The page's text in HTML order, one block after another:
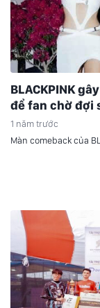
BLACKPINK
để fan chờ đợi
1 năm trước
Màn comeback của